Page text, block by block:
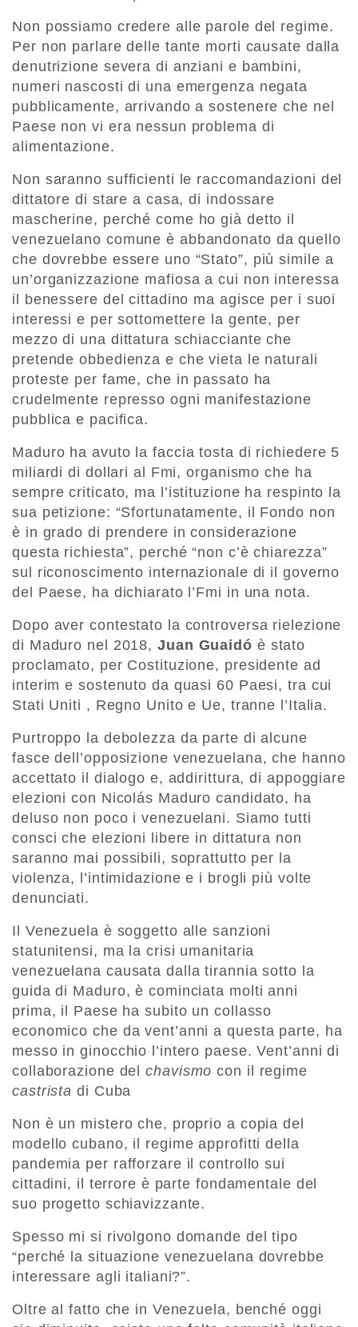
Non possiamo credere alle parole del regime.
Per non parlare delle tante morti causate dalla
denutrizione severa di anziani e bambini,
numeri nascosti di una emergenza negata
pubblicamente, arrivando a sostenere che nel
Paese non vi era nessun problema di
alimentazione.
Non saranno sufficienti le raccomandazioni del
dittatore di stare a casa, di indossare
mascherine, perché come ho già detto il
venezuelano comune è abbandonato da quello
che dovrebbe essere uno “Stato”, più simile a
un’organizzazione mafiosa a cui non interessa
il benessere del cittadino ma agisce per i suoi
interessi e per sottomettere la gente, per
mezzo di una dittatura schiacciante che
pretende obbedienza e che vieta le naturali
proteste per fame, che in passato ha
crudelmente represso ogni manifestazione
pubblica e pacifica.
Maduro ha avuto la faccia tosta di richiedere 5
miliardi di dollari al Fmi, organismo che ha
sempre criticato, ma l’istituzione ha respinto la
sua petizione: “Sfortunatamente, il Fondo non
è in grado di prendere in considerazione
questa richiesta”, perché “non c’è chiarezza”
sul riconoscimento internazionale di il governo
del Paese, ha dichiarato l’Fmi in una nota.
Dopo aver contestato la controversa rielezione
di Maduro nel 2018, Juan Guaidó è stato
proclamato, per Costituzione, presidente ad
interim e sostenuto da quasi 60 Paesi, tra cui
Stati Uniti , Regno Unito e Ue, tranne l’Italia.
Purtroppo la debolezza da parte di alcune
fasce dell’opposizione venezuelana, che hanno
accettato il dialogo e, addirittura, di appoggiare
elezioni con Nicolás Maduro candidato, ha
deluso non poco i venezuelani. Siamo tutti
consci che elezioni libere in dittatura non
saranno mai possibili, soprattutto per la
violenza, l’intimidazione e i brogli più volte
denunciati.
Il Venezuela è soggetto alle sanzioni
statunitensi, ma la crisi umanitaria
venezuelana causata dalla tirannia sotto la
guida di Maduro, è cominciata molti anni
prima, il Paese ha subito un collasso
economico che da vent’anni a questa parte, ha
messo in ginocchio l’intero paese. Vent’anni di
collaborazione delchavismo con il regime
castrista di Cuba
Non è un mistero che, proprio a copia del
modello cubano, il regime approfitti della
pandemia per rafforzare il controllo sui
cittadini, il terrore è parte fondamentale del
suo progetto schiavizzante.
Spesso mi si rivolgono domande del tipo
“perché la situazione venezuelana dovrebbe
interessare agli italiani?”.
Oltre al fatto che in Venezuela, benché oggi